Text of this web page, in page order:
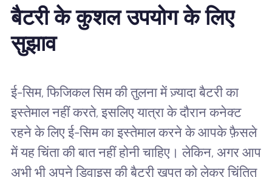
बैटरी के कुशल उपयोग के लिए
सुझाव
ई-सिम, फिजिकल सिम की तुलना में ज़्यादा बैटरी का
इस्तेमाल नहीं करते, इसलिए यात्रा के दौरान कनेक्ट
रहने के लिए ई-सिम का इस्तेमाल करने के आपके फ़ैसले
में यह चिंता की बात नहीं होनी चाहिए। लेकिन, अगर आप
अभी भी अपने डिवाइस की बैटरी खपत को लेकर चिंतित